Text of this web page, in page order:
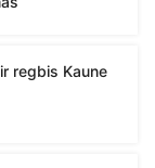
regbis Kaune